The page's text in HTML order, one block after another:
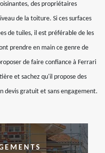
des propriétaires
de la toiture. Si ces surfaces
de tuiles, il est préférable de les
prendre en main ce genre de
de faire confiance à Ferrari
et sachez qu'il propose des
devis gratuit et sans engagement.